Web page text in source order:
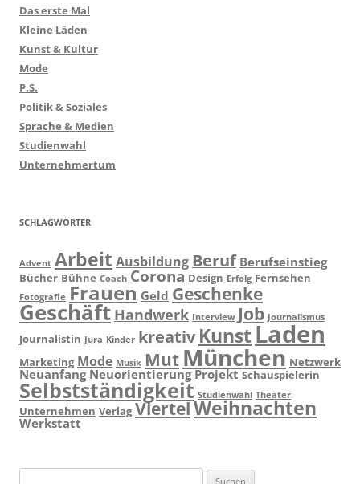
Das erste Mal
Kleine Läden
Kunst & Kultur
Mode
P.S.
Politik & Soziales
Sprache & Medien
Studienwahl
Unternehmertum
SCHLAGWÖRTER
Advent ArbeitAusbildung Beruf Berufseinstieg
Bücher Bühne Coach Corona Design Erfolg Fernsehen
Fotografie Frauen Geld Geschenke
Geschäft Handwerk Interview Job Journalismus
Journalistin Jura Kinder kreativ KunstLaden
Marketing Mode Musik Mut München Netzwerk
Neuanfang Neuorientierung Projekt Schauspielerin
Selbstständigkeit Studienwahl Theater
Unternehmen Verlag ViertelWeihnachten
Werkstatt